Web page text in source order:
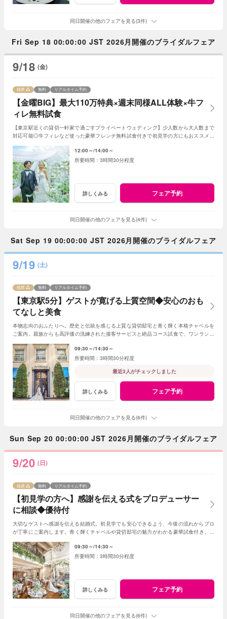
同日開催の他のフェアを見る(3件)
Fri Sep 18 00:00:00 JST 2026月開催のブライダルフェア
9/18 (金)
【金曜BIG】最大110万特典×週末同様ALL体験×牛フ
ィレ無料試食
残席 無料 リアルタイム予約
【東京駅近くの貸切一軒家で過ごすプライベートウェディング】少人数から大人数まで
対応可能◎牛フィレなど使った豪華フレンチ無料試食付きで初見学の方にもおススメ！
12:00～ 14:00～
3時間30分程度
詳しくみる フェア予約
同日開催の他のフェアを見る(4件)
Sat Sep 19 00:00:00 JST 2026月開催のブライダルフェア
9/19 (土)
【東京駅5分】ゲストが寛げる上質空間◆安心のおも
てなしと美食
残席 無料 リアルタイム予約
本物志向のおふたりへ。歴史と伝統を感じる上質な貸切邸宅と青く輝く本格チャペルを
ご案内。親族からも高評価の洗練された接客サービスと絶品コース試食で、ワンランク
09:30～ 14:30～
3時間30分程度
最近3人がチェックしました
詳しくみる フェア予約
同日開催の他のフェアを見る(6件)
Sun Sep 20 00:00:00 JST 2026月開催のブライダルフェア
9/20 (日)
【初見学の方へ】感謝を伝える式をプロデューサー
に相談◆優待付
残席 無料 リアルタイム予約
大切なゲストへ感謝を伝える結婚式。初見学でも安心できるよう、今後の流れからプロ
が丁寧にご案内します。青く輝くチャペルや貸切邸宅の魅力がわかる豪華試食付き。お
09:30～ 14:30～
3時間30分程度
詳しくみる フェア予約
同日開催の他のフェアを見る(6件)